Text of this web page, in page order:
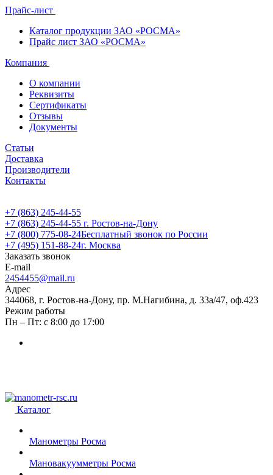
Прайс-лист
Каталог продукции ЗАО «РОСМА»
Прайс лист ЗАО «РОСМА»
Компания
О компании
Реквизиты
Сертификаты
Отзывы
Документы
Статьи
Доставка
Производители
Контакты
+7 (863) 245-44-55
+7 (863) 245-44-55 г. Ростов-на-Дону
+7 (800) 775-08-24Бесплатный звонок по России
+7 (495) 151-88-24г. Москва
Заказать звонок
E-mail
2454455@mail.ru
Адрес
344068, г. Ростов-на-Дону, пр. М.Нагибина, д. 33а/47, оф.423
Режим работы
Пн – Пт: с 8:00 до 17:00
Каталог
Манометры Росма
Мановакуумметры Росма